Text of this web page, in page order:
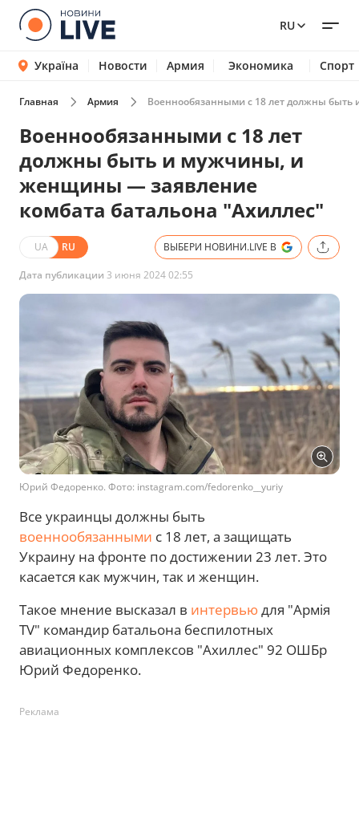
RU
Україна Новости Армия Экономика Спорт
Главная Армия Военнообязанными с 18 лет должны
Военнообязанными с 18 лет
должны быть и мужчины, и
женщины — заявление
комбата батальона "Ахиллес"
UA RU ВЫБЕРИ НОВИНИ.LIVE В
Дата публикации 3 июня 2024 02:55
Юрий Федоренко. Фото: instagram.com/fedorenko__yuriy
Все украинцы должны быть
военнообязанными с 18 лет, а защищать
Украину на фронте по достижении 23 лет. Это
касается как мужчин, так и женщин.
Такое мнение высказал в интервьюдля "Армія
TV" командир батальона беспилотных
авиационных комплексов "Ахиллес" 92 ОШБр
Юрий Федоренко.
Реклама